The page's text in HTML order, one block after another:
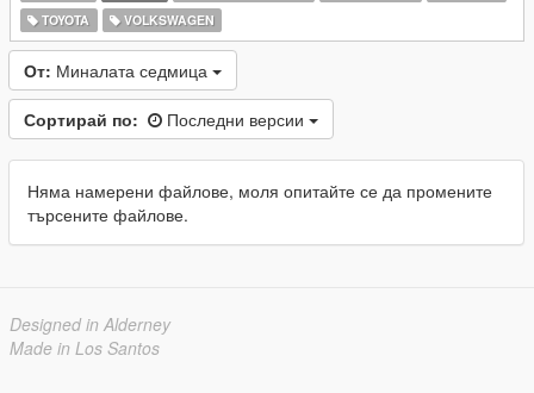
TOYOTA
VOLKSWAGEN
От: Миналата седмица
Сортирай по: Последни версии
Няма намерени файлове, моля опитайте се да промените
търсените файлове.
Designed in Alderney
Made in Los Santos